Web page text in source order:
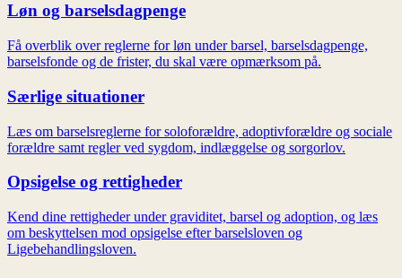
Løn og barselsdagpenge
Få overblik over reglerne for løn under barsel, barselsdagpenge,
barselsfonde og de frister, du skal være opmærksom på.
Særlige situationer
Læs om barselsreglerne for soloforældre, adoptivforældre og sociale
forældre samt regler ved sygdom, indlæggelse og sorgorlov.
Opsigelse og rettigheder
Kend dine rettigheder under graviditet, barsel og adoption, og læs
om beskyttelsen mod opsigelse efter barselsloven og
Ligebehandlingsloven.